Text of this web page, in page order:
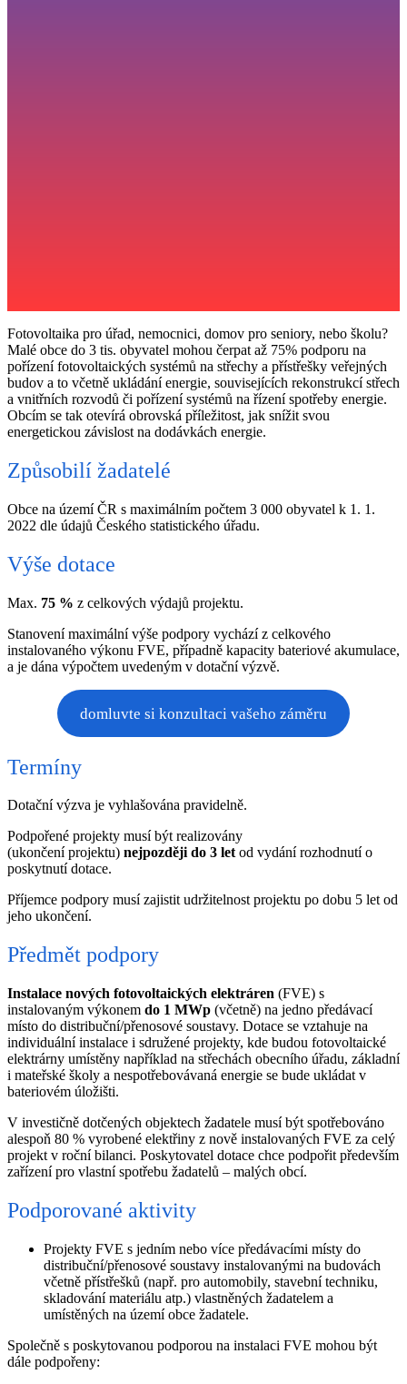
Fotovoltaika pro úřad, nemocnici, domov pro seniory, nebo školu?
Malé obce do 3 tis. obyvatel mohou čerpat až 75% podporu na
pořízení fotovoltaických systémů na střechy a přístřešky veřejných
budov a to včetně ukládání energie, souvisejících rekonstrukcí střech
a vnitřních rozvodů či pořízení systémů na řízení spotřeby energie.
Obcím se tak otevírá obrovská příležitost, jak snížit svou
energetickou závislost na dodávkách energie.
Způsobilí žadatelé
Obce na území ČR s maximálním počtem 3 000 obyvatel k 1. 1.
2022 dle údajů Českého statistického úřadu.
Výše dotace
Max. 75 % z celkových výdajů projektu.
Stanovení maximální výše podpory vychází z celkového
instalovaného výkonu FVE, případně kapacity bateriové akumulace,
a je dána výpočtem uvedeným v dotační výzvě.
domluvte si konzultaci vašeho záměru
Termíny
Dotační výzva je vyhlašována pravidelně.
Podpořené projekty musí být realizovány
(ukončení projektu) nejpozději do 3 letod vydání rozhodnutí o
poskytnutí dotace.
Příjemce podpory musí zajistit udržitelnost projektu po dobu 5 let od
jeho ukončení.
Předmět podpory
Instalace nových fotovoltaických elektráren (FVE) s
instalovaným výkonem do 1 MWp (včetně) na jedno předávací
místo do distribuční/přenosové soustavy. Dotace se vztahuje na
individuální instalace i sdružené projekty, kde budou fotovoltaické
elektrárny umístěny například na střechách obecního úřadu, základní
i mateřské školy a nespotřebovávaná energie se bude ukládat v
bateriovém úložišti.
V investičně dotčených objektech žadatele musí být spotřebováno
alespoň 80 % vyrobené elektřiny z nově instalovaných FVE za celý
projekt v roční bilanci. Poskytovatel dotace chce podpořit především
zařízení pro vlastní spotřebu žadatelů – malých obcí.
Podporované aktivity
Projekty FVE s jedním nebo více předávacími místy do
distribuční/přenosové soustavy instalovanými na budovách
včetně přístřešků (např. pro automobily, stavební techniku,
skladování materiálu atp.) vlastněných žadatelem a
umístěných na území obce žadatele.
Společně s poskytovanou podporou na instalaci FVE mohou být
dále podpořeny: